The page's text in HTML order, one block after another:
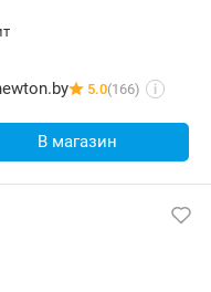
5.0(166) i
В магазин